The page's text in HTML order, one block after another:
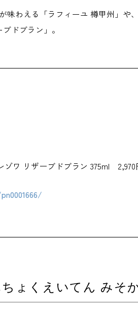
わえる「ラフィーユ 樽甲州」や
ドブラン」。
ワ リザーブドブラン 375ml 2,970
ょくえいてん みそか